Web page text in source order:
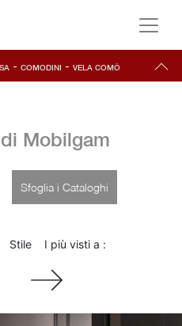
- COMODINI - VELA COMÒ
Mobilgam
Sfoglia i Cataloghi
Stile I più visti a :